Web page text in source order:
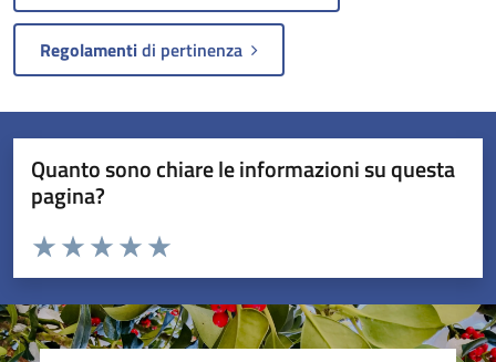
Regolamentidi pertinenza
Quanto sono chiare le informazioni su questa
pagina?
Valuta da 1 a 5 stelle la pagina
Valuta 5 stelle su 5
Valuta 4 stelle su 5
Valuta 3 stelle su 5
Valuta 2 stelle su 5
Valuta 1 stelle su 5